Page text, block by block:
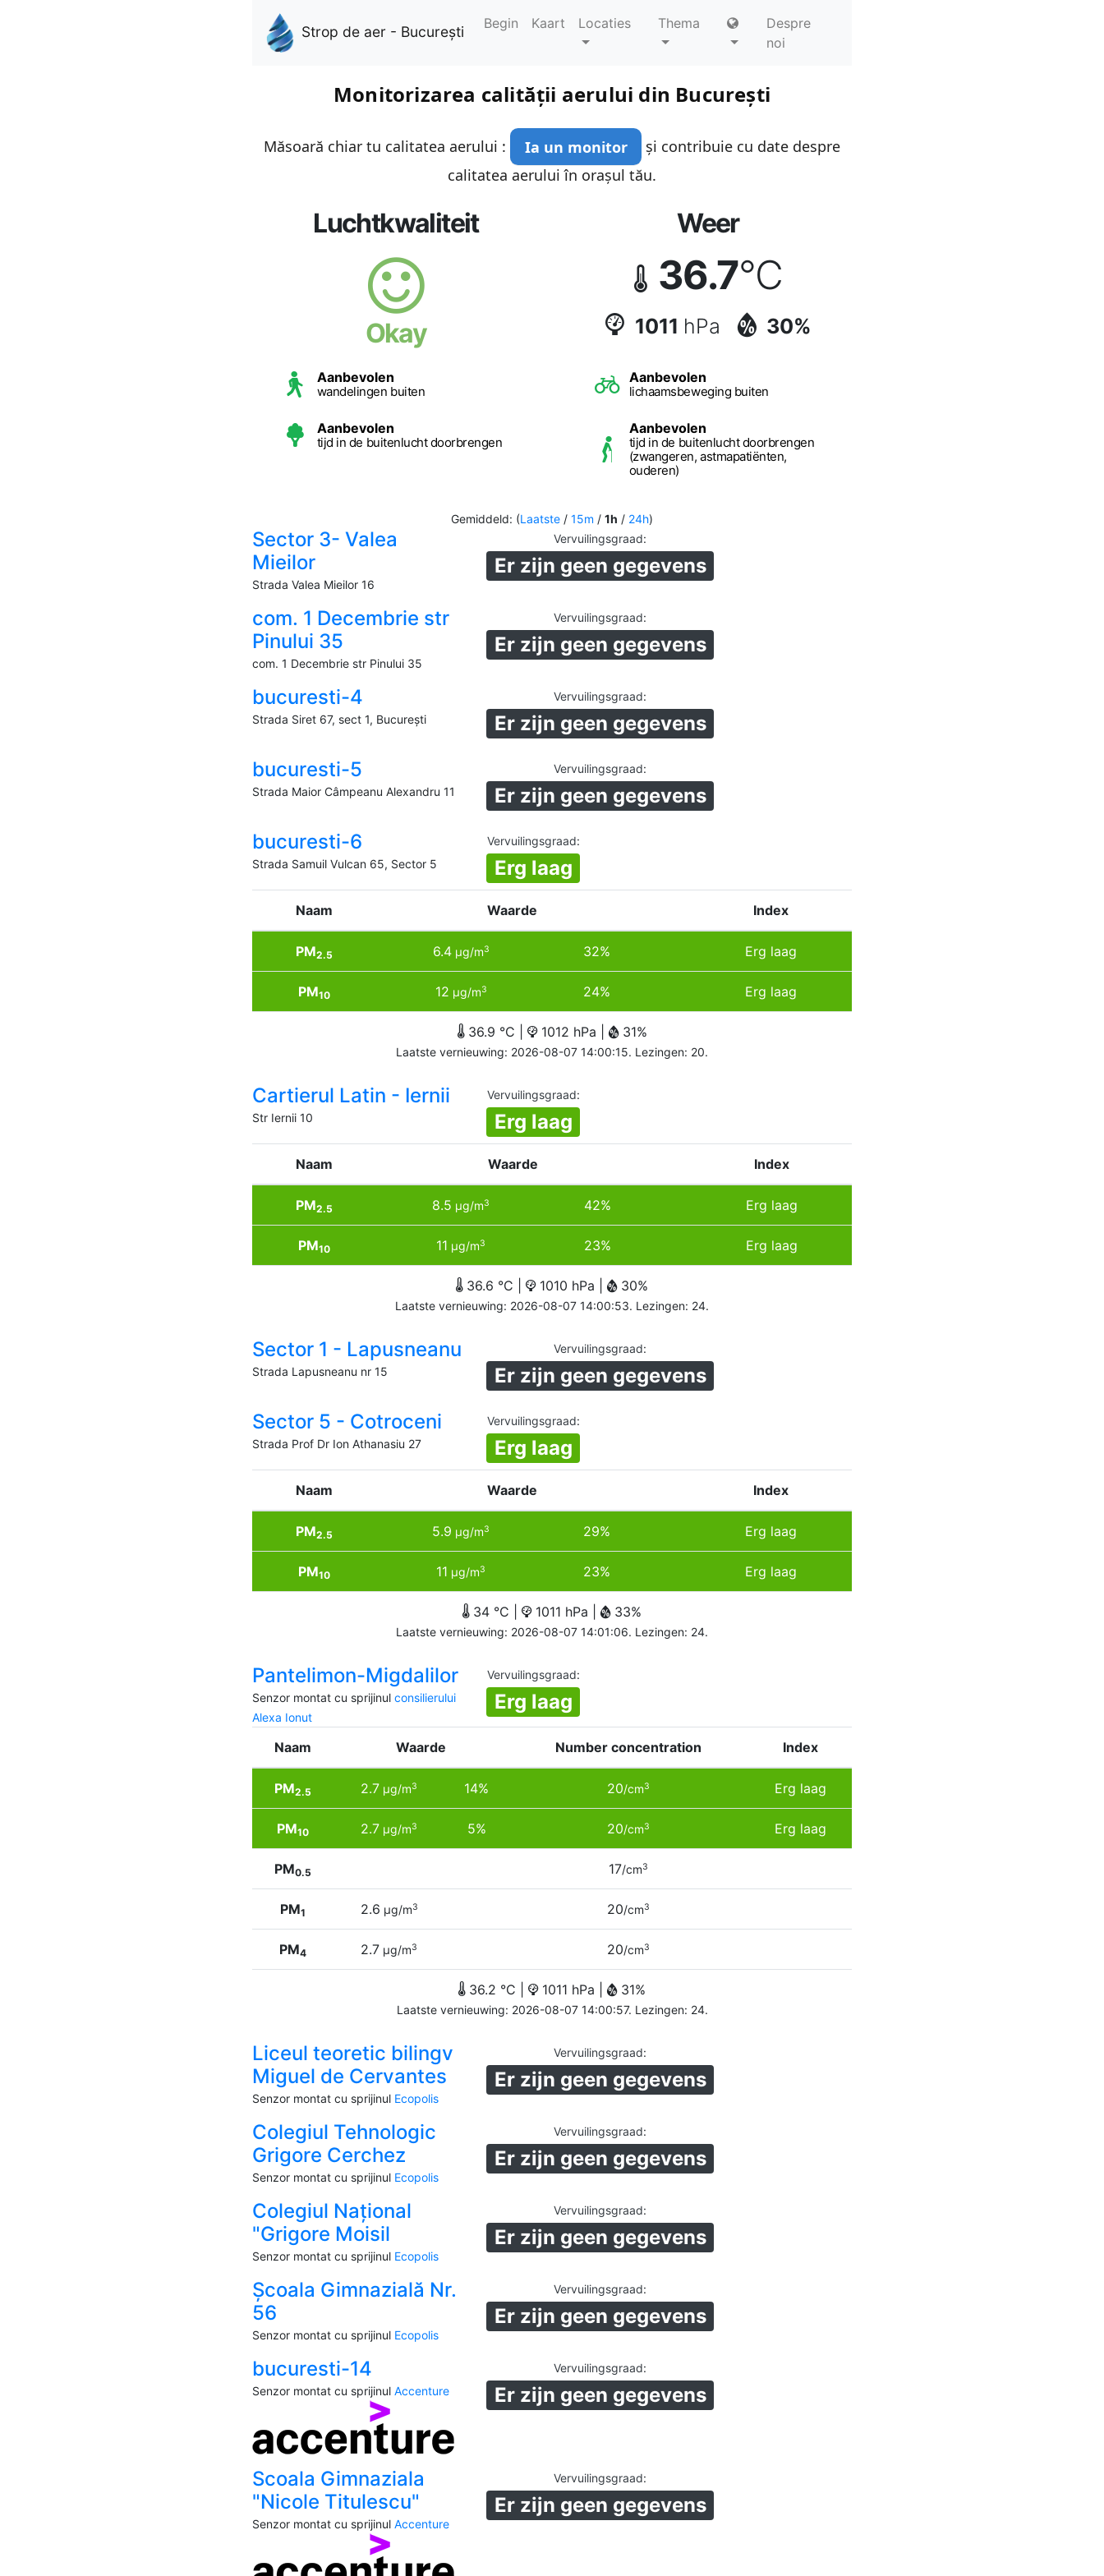
Strop de aer - București Begin Kaart Locaties Thema
Despre
noi
Monitorizarea calității aerului din București
Măsoară chiar tu calitatea aerului : Ia un monitor
și contribuie cu date despre
calitatea aerului în orașul tău.
Luchtkwaliteit
Okay
Weer
36.7°C
1011 hPa 30%
Aanbevolen
wandelingen buiten
Aanbevolen
lichaamsbeweging buiten
Aanbevolen
tijd in de buitenlucht doorbrengen
Aanbevolen
tijd in de buitenlucht doorbrengen
(zwangeren, astmapatiënten,
ouderen)
Gemiddeld: (Laatste / 15m / 1h / 24h)
Sector 3- Valea
Mieilor
Strada Valea Mieilor 16
Vervuilingsgraad:
Er zijn geen gegevens
com. 1 Decembrie str
Pinului 35
com. 1 Decembrie str Pinului 35
Vervuilingsgraad:
Er zijn geen gegevens
bucuresti-4
Strada Siret 67, sect 1, București
Vervuilingsgraad:
Er zijn geen gegevens
bucuresti-5
Strada Maior Câmpeanu Alexandru 11
Vervuilingsgraad:
Er zijn geen gegevens
bucuresti-6
Strada Samuil Vulcan 65, Sector 5
Vervuilingsgraad:
Erg laag
Naam Waarde Index
PM2.5 6.4µg/m3 32% Erg laag
PM10 12 µg/m3 24% Erg laag
36.9 °C | 1012 hPa | 31%
Laatste vernieuwing: 2026-08-07 14:00:15. Lezingen: 20.
Cartierul Latin - Iernii
Str Iernii 10
Vervuilingsgraad:
Erg laag
Naam Waarde Index
PM2.5 8.5 µg/m3 42% Erg laag
PM10 11 µg/m3 23% Erg laag
36.6 °C | 1010 hPa | 30%
Laatste vernieuwing: 2026-08-07 14:00:53. Lezingen: 24.
Sector 1 - Lapusneanu
Strada Lapusneanu nr 15
Vervuilingsgraad:
Er zijn geen gegevens
Sector 5 - Cotroceni
Strada Prof Dr Ion Athanasiu 27
Vervuilingsgraad:
Erg laag
Naam Waarde Index
PM2.5 5.9 µg/m3 29% Erg laag
PM10 11 µg/m3 23% Erg laag
34 °C | 1011 hPa | 33%
Laatste vernieuwing: 2026-08-07 14:01:06. Lezingen: 24.
Pantelimon-Migdalilor
Senzor montat cu sprijinul consilierului
Alexa Ionut
Vervuilingsgraad:
Erg laag
Naam Waarde Number concentration Index
PM2.5 2.7 µg/m3 14% 20/cm3 Erg laag
PM10 2.7 µg/m3 5% 20/cm3 Erg laag
PM0.5 17/cm3
PM1 2.6 µg/m3 20/cm3
PM4 2.7 µg/m3 20/cm3
36.2 °C | 1011 hPa | 31%
Laatste vernieuwing: 2026-08-07 14:00:57. Lezingen: 24.
Liceul teoretic bilingv
Miguel de Cervantes
Senzor montat cu sprijinul Ecopolis
Vervuilingsgraad:
Er zijn geen gegevens
Colegiul Tehnologic
Grigore Cerchez
Senzor montat cu sprijinul Ecopolis
Vervuilingsgraad:
Er zijn geen gegevens
Colegiul Național
"Grigore Moisil
Senzor montat cu sprijinul Ecopolis
Vervuilingsgraad:
Er zijn geen gegevens
Școala Gimnazială Nr.
56
Senzor montat cu sprijinul Ecopolis
Vervuilingsgraad:
Er zijn geen gegevens
bucuresti-14
Senzor montat cu sprijinul Accenture
Vervuilingsgraad:
Er zijn geen gegevens
Scoala Gimnaziala
"Nicole Titulescu"
Senzor montat cu sprijinul Accenture
Vervuilingsgraad:
Er zijn geen gegevens